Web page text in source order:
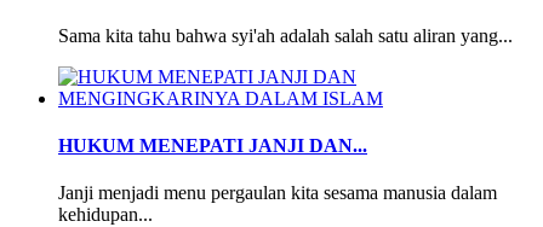
Sama kita tahu bahwa syi'ah adalah salah satu aliran yang...
HUKUM MENEPATI JANJI DAN...
Janji menjadi menu pergaulan kita sesama manusia dalam
kehidupan...